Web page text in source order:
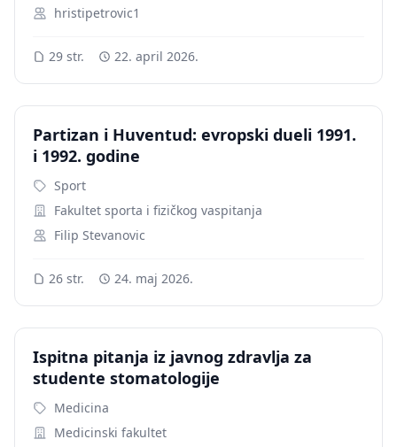
hristipetrovic1
29 str. 22. april 2026.
Partizan i Huventud: evropski dueli 1991.
i 1992. godine
Sport
Fakultet sporta i fizičkog vaspitanja
Filip Stevanovic
26 str. 24. maj 2026.
Ispitna pitanja iz javnog zdravlja za
studente stomatologije
Medicina
Medicinski fakultet